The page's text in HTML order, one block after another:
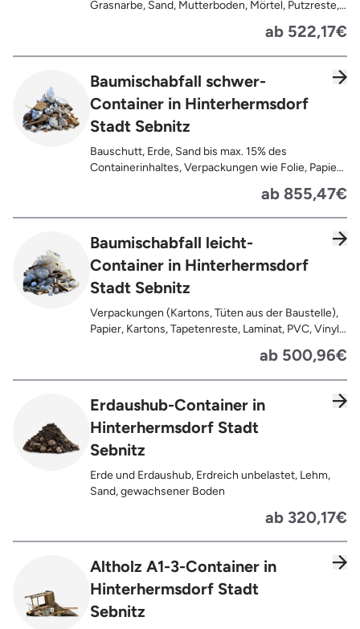
Grasnarbe, Sand, Mutterboden, Mörtel, Putzreste,
ab 522,17€
Baumischabfall schwer-
Container in Hinterhermsdorf
Stadt Sebnitz
Bauschutt, Erde, Sand bis max. 15% des
Containerinhaltes, Verpackungen wie Folie, Papier,
Kunststoffe, Gummi, Styropor, Holz (z.B.
Teppiche, Gardinen, Gipswände/
Trockenbauwände, Metalle, Bleche, Rohre, Kabel,
Türen für den Innenbereich, Restentleerte
Gebinde wie Dosen, Fässer, Eimer,
Sauerkrautplatten
ab 855,47€
Baumischabfall leicht-
Container in Hinterhermsdorf
Stadt Sebnitz
Verpackungen (Kartons, Tüten aus der Baustelle),
Papier, Kartons, Tapetenreste, Laminat, PVC, Vinyl,
Kunststoffe, Folien, Gummi, Styropor, Holz (z.B.
Spanplatten, Bauholz, Paletten), Textilien wie
Teppiche, Gardinen, Gipswände/
Türen für den Innenbereich, Restentleerte
Gebinde wie Dosen, Fässer, Eimer,
Sauerkrautplatten, Bauschutt bis max. 5% des
gesamten Containerinhalts
ab 500,96€
Erdaushub-Container in
Hinterhermsdorf Stadt
Sebnitz
Erde und Erdaushub, Erdreich unbelastet, Lehm,
Sand, gewachsener Boden
ab 320,17€
Altholz A1-3-Container in
Hinterhermsdorf Stadt
Sebnitz